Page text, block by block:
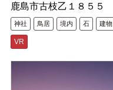
鹿島市古枝乙１８５５
神社 鳥居 境内 石 建物
VR